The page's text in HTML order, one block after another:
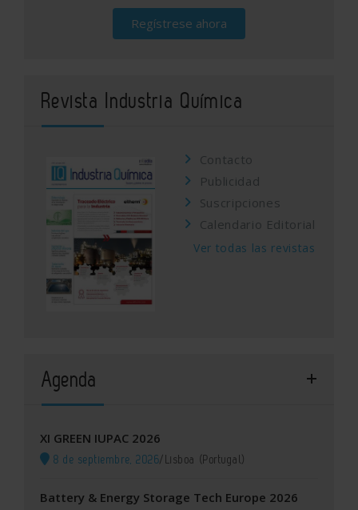
Regístrese ahora
Revista Industria Química
Contacto
Publicidad
Suscripciones
Calendario Editorial
Ver todas las revistas
Agenda
XI GREEN IUPAC 2026
8 de septiembre, 2026/Lisboa (Portugal)
Battery & Energy Storage Tech Europe 2026